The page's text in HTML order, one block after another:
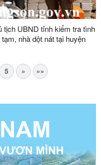
UBND tỉnh kiểm tra tình
nhà dột nát tại huyện
5 » »»